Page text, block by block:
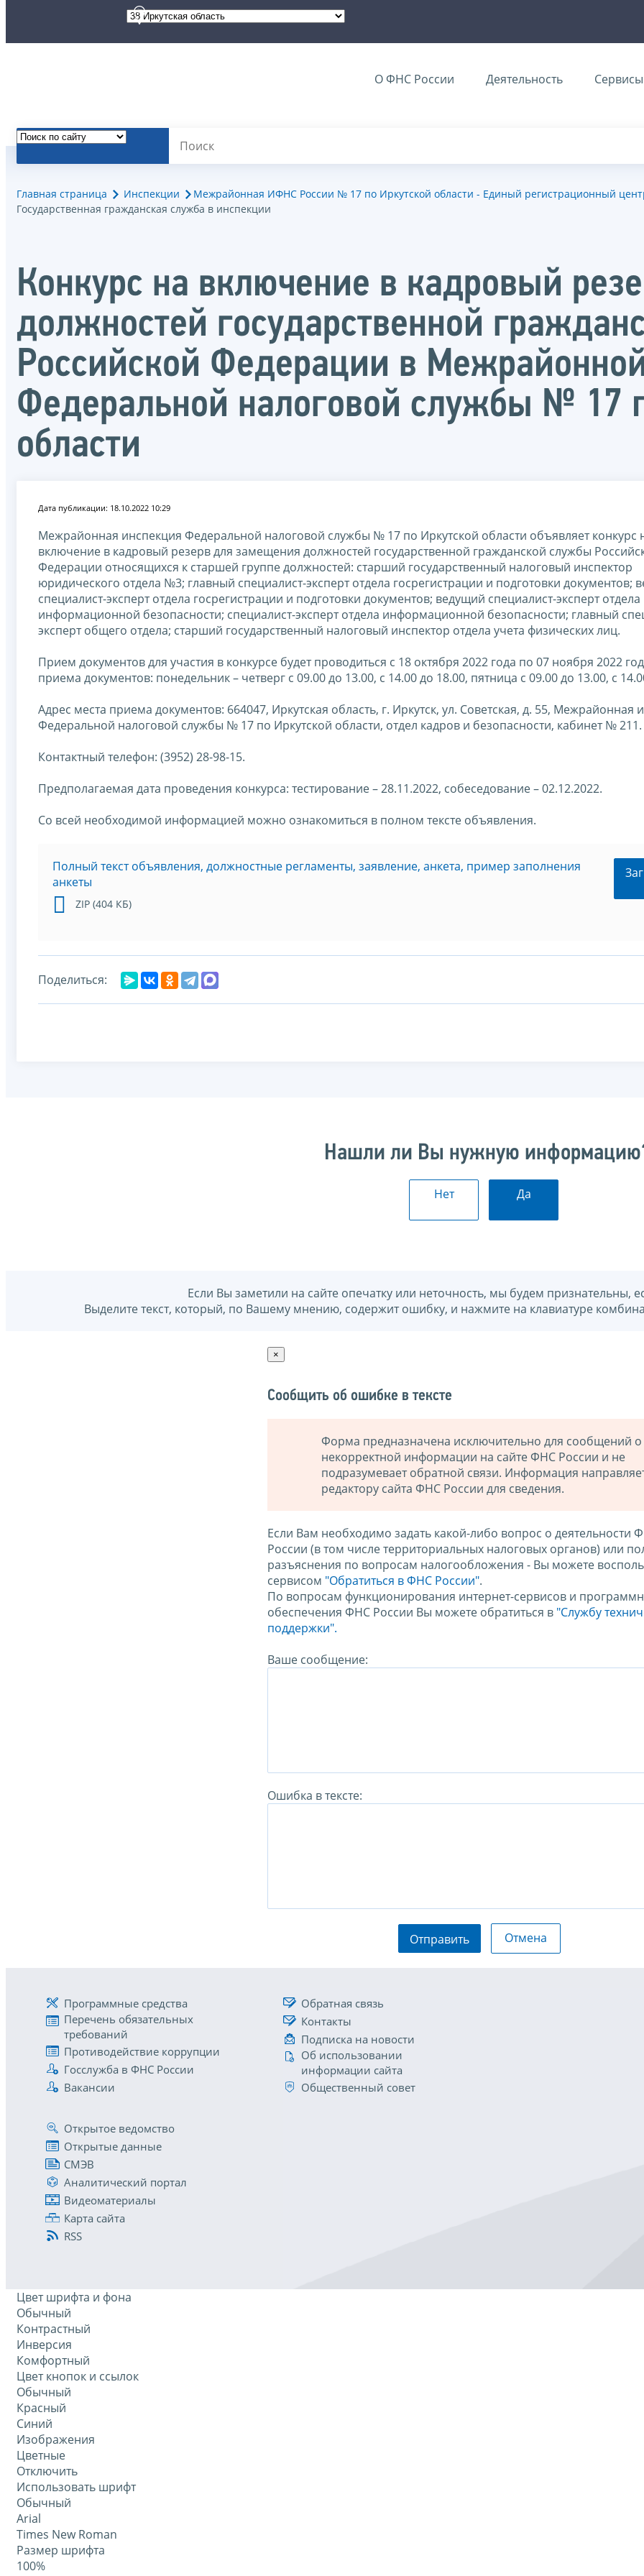
О ФНС России Деятельность Сервисы
Главная страница Инспекции
Межрайонная ИФНС России № 17 по Иркутской области - Единый регистрационный
Государственная гражданская служба в инспекции
Конкурс на включение в кадровый
должностей государственной
Российской Федерации в
Федеральной налоговой службы № 17
области
Дата публикации: 18.10.2022 10:29
Межрайонная инспекция Федеральной налоговой службы № 17 по Иркутской области объявляет конкурс
включение в кадровый резерв для замещения должностей государственной гражданской службы
Федерации относящихся к старшей группе должностей: старший государственный налоговый инспектор
юридического отдела №3; главный специалист-эксперт отдела госрегистрации и подготовки документов;
специалист-эксперт отдела госрегистрации и подготовки документов; ведущий специалист-эксперт отдела
информационной безопасности; специалист-эксперт отдела информационной безопасности; главный
эксперт общего отдела; старший государственный налоговый инспектор отдела учета физических лиц.
Прием документов для участия в конкурсе будет проводиться с 18 октября 2022 года по 07 ноября 2022
приема документов: понедельник – четверг с 09.00 до 13.00, с 14.00 до 18.00, пятница с 09.00 до 13.00, с
Адрес места приема документов: 664047, Иркутская область, г. Иркутск, ул. Советская, д. 55, Межрайонная
Федеральной налоговой службы № 17 по Иркутской области, отдел кадров и безопасности, кабинет № 211.
Контактный телефон: (3952) 28-98-15.
Предполагаемая дата проведения конкурса: тестирование – 28.11.2022, собеседование – 02.12.2022.
Со всей необходимой информацией можно ознакомиться в полном тексте объявления.
Полный текст объявления, должностные регламенты, заявление, анкета, пример заполнения
анкеты
ZIP (404 КБ)
Поделиться:
Нашли ли Вы нужную
Нет Да
Если Вы заметили на сайте опечатку или неточность, мы будем признательны,
Выделите текст, который, по Вашему мнению, содержит ошибку, и нажмите на клавиатуре
×
Сообщить об ошибке в тексте
Форма предназначена исключительно для сообщений о
некорректной информации на сайте ФНС России и не
подразумевает обратной связи. Информация
редактору сайта ФНС России для сведения.
Если Вам необходимо задать какой-либо вопрос о деятельности
России (в том числе территориальных налоговых органов) или
разъяснения по вопросам налогообложения - Вы можете
сервисом "Обратиться в ФНС России".
По вопросам функционирования интернет-сервисов и
обеспечения ФНС России Вы можете обратиться в "Службу
поддержки".
Ваше сообщение:
Ошибка в тексте:
Отправить Отмена
Программные средства
Перечень обязательных
требований
Противодействие коррупции
Госслужба в ФНС России
Вакансии
Обратная связь
Контакты
Подписка на новости
Об использовании
информации сайта
Общественный совет
Открытое ведомство
Открытые данные
СМЭВ
Аналитический портал
Видеоматериалы
Карта сайта
RSS
Цвет шрифта и фона
Обычный
Контрастный
Инверсия
Комфортный
Цвет кнопок и ссылок
Обычный
Красный
Синий
Изображения
Цветные
Отключить
Использовать шрифт
Обычный
Arial
Times New Roman
Размер шрифта
100%